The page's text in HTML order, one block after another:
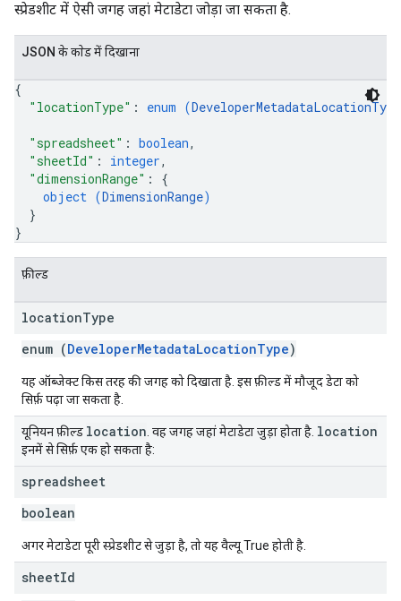
स्प्रेडशीट में ऐसी जगह जहां मेटाडेटा जोड़ा जा सकता है.
JSON के काेड में दिखाना
{
"locationType" : enum (DeveloperMetadataLocationType
"spreadsheet" : boolean,
"sheetId" : integer,
"dimensionRange" : {
object (DimensionRange)
}
}
फ़ील्ड
locationType
enum (DeveloperMetadataLocationType)
यह ऑब्जेक्ट किस तरह की जगह को दिखाता है. इस फ़ील्ड में मौजूद डेटा को
सिर्फ़ पढ़ा जा सकता है.
यूनियन फ़ील्ड location . वह जगह जहां मेटाडेटा जुड़ा होता है. location
इनमें से सिर्फ़ एक हो सकता है:
spreadsheet
boolean
अगर मेटाडेटा पूरी स्प्रेडशीट से जुड़ा है, तो यह वैल्यू True होती है.
sheetId